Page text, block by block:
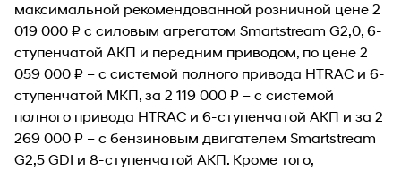
максимальной рекомендованной розничной цене 2
019 000 ₽ с силовым агрегатом Smartstream G2,0, 6-
ступенчатой АКП и передним приводом, по цене 2
059 000 ₽ – с системой полного привода HTRAC и 6-
ступенчатой МКП, за 2 119 000 ₽ – с системой
полного привода HTRAC и 6-ступенчатой АКП и за 2
269 000 ₽ – с бензиновым двигателем Smartstream
G2,5 GDI и 8-ступенчатой АКП. Кроме того,